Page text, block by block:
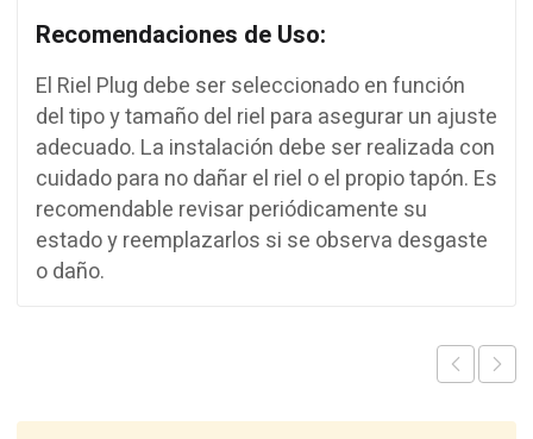
Recomendaciones de Uso:
El Riel Plug debe ser seleccionado en función
del tipo y tamaño del riel para asegurar un ajuste
adecuado. La instalación debe ser realizada con
cuidado para no dañar el riel o el propio tapón. Es
recomendable revisar periódicamente su
estado y reemplazarlos si se observa desgaste
o daño.